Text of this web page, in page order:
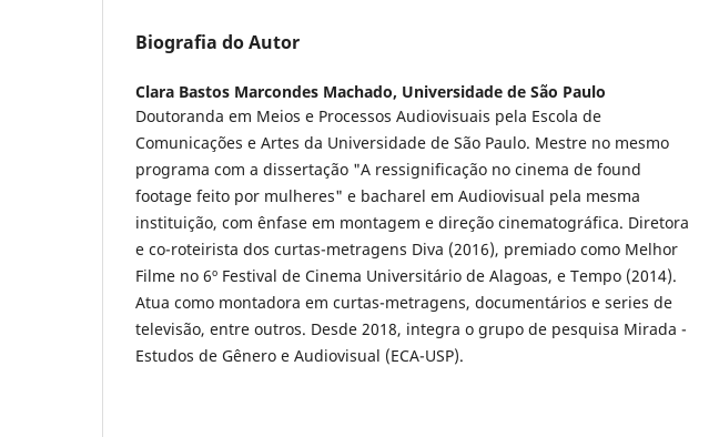
Biografia do Autor
Clara Bastos Marcondes Machado, Universidade de São Paulo
Doutoranda em Meios e Processos Audiovisuais pela Escola de
Comunicações e Artes da Universidade de São Paulo. Mestre no mesmo
programa com a dissertação "A ressignificação no cinema de found
footage feito por mulheres" e bacharel em Audiovisual pela mesma
instituição, com ênfase em montagem e direção cinematográfica. Diretora
e co-roteirista dos curtas-metragens Diva (2016), premiado como Melhor
Filme no 6º Festival de Cinema Universitário de Alagoas, e Tempo (2014).
Atua como montadora em curtas-metragens, documentários e series de
televisão, entre outros. Desde 2018, integra o grupo de pesquisa Mirada -
Estudos de Gênero e Audiovisual (ECA-USP).